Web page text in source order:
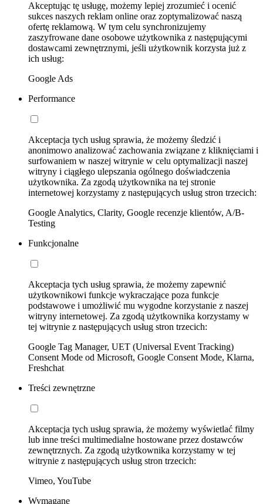
Akceptując tę usługę, możemy lepiej zrozumieć i ocenić
sukces naszych reklam online oraz zoptymalizować naszą
ofertę reklamową. W tym celu synchronizujemy
zaszyfrowane dane osobowe użytkownika z następującymi
dostawcami zewnętrznymi, jeśli użytkownik korzysta już z
ich usług:
Google Ads
Performance
Akceptacja tych usług sprawia, że możemy śledzić i
anonimowo analizować zachowania związane z kliknięciami i
surfowaniem w naszej witrynie w celu optymalizacji naszej
witryny i ciągłego ulepszania ogólnego doświadczenia
użytkownika. Za zgodą użytkownika na tej stronie
internetowej korzystamy z następujących usług stron trzecich:
Google Analytics, Clarity, Google recenzje klientów, A/B-
Testing
Funkcjonalne
Akceptacja tych usług sprawia, że możemy zapewnić
użytkownikowi funkcje wykraczające poza funkcje
podstawowe i umożliwić mu wygodne korzystanie z naszej
witryny internetowej. Za zgodą użytkownika korzystamy w
tej witrynie z następujących usług stron trzecich:
Google Tag Manager, UET (Universal Event Tracking)
Consent Mode od Microsoft, Google Consent Mode, Klarna,
Freshchat
Treści zewnętrzne
Akceptacja tych usług sprawia, że możemy wyświetlać filmy
lub inne treści multimedialne hostowane przez dostawców
zewnętrznych. Za zgodą użytkownika korzystamy w tej
witrynie z następujących usług stron trzecich:
Vimeo, YouTube
Wymagane